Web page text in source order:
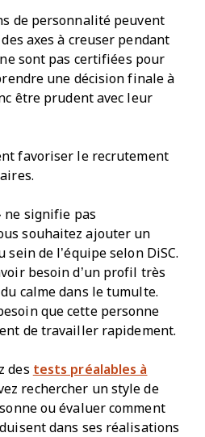
de personnalité peuvent
axes à creuser pendant
sont pas certifiées pour
une décision finale à
être prudent avec leur
favoriser le recrutement
ne signifie pas
souhaitez ajouter un
de l’équipe selon DiSC.
besoin d’un profil très
calme dans le tumulte.
que cette personne
de travailler rapidement.
des tests préalables à
rechercher un style de
ou évaluer comment
dans ses réalisations